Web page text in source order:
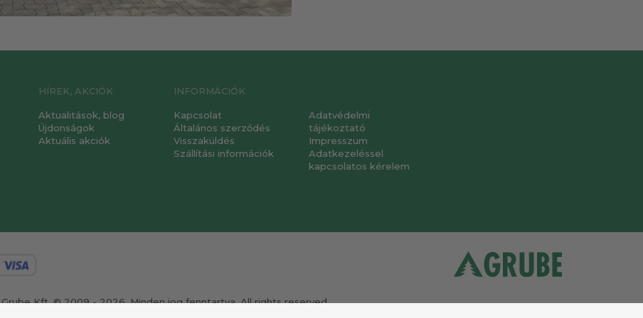
HÍREK, AKCIÓK
Aktualitások, blog
Újdonságok
Aktuális akciók
INFORMÁCIÓK
Kapcsolat
Általános szerződés
Visszaküldés
Szállítási információk
Adatvédelmi
tájékoztató
Impresszum
Adatkezeléssel
kapcsolatos kérelem
Grube Kft. © 2009 - 2026. Minden jog fenntartva. All rights reserved.